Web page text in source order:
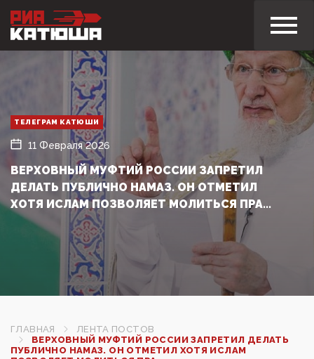
ТЕЛЕГРАМ КАТЮШИ
11 Февраля 2026
ВЕРХОВНЫЙ МУФТИЙ РОССИИ ЗАПРЕТИЛ
ДЕЛАТЬ ПУБЛИЧНО НАМАЗ. ОН ОТМЕТИЛ
ХОТЯ ИСЛАМ ПОЗВОЛЯЕТ МОЛИТЬСЯ ПРА...
ГЛАВНАЯ
ЛЕНТА ПОСТОВ
ВЕРХОВНЫЙ МУФТИЙ РОССИИ ЗАПРЕТИЛ ДЕЛАТЬ
ПУБЛИЧНО НАМАЗ. ОН ОТМЕТИЛ ХОТЯ ИСЛАМ